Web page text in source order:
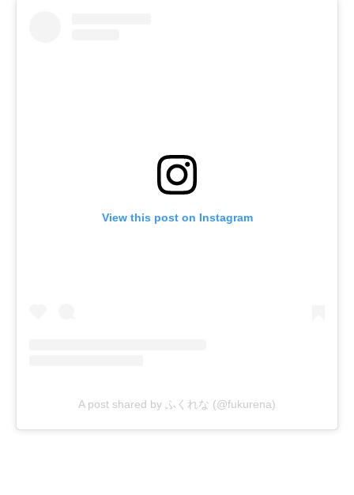
View this post on Instagram
A post shared by ふくれな (@fukurena)